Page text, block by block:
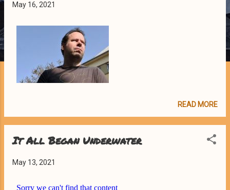
May 16, 2021
READ MORE
It All Began Underwater
May 13, 2021